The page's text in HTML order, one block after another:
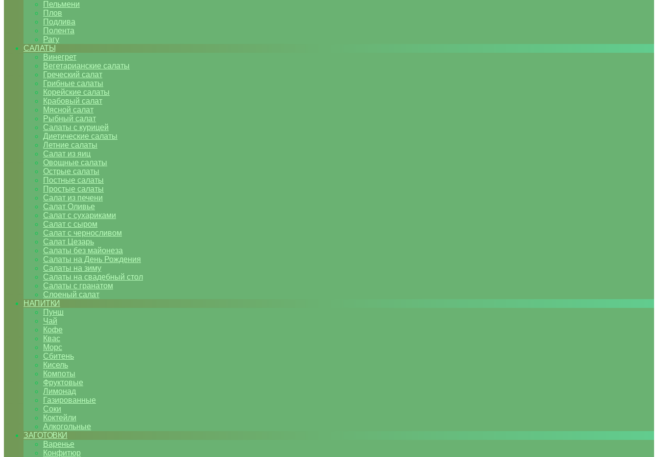
Пельмени
Плов
Подлива
Полента
Рагу
САЛАТЫ
Винегрет
Вегетарианские салаты
Греческий салат
Грибные салаты
Корейские салаты
Крабовый салат
Мясной салат
Рыбный салат
Салаты с курицей
Диетические салаты
Летние салаты
Салат из яиц
Овощные салаты
Острые салаты
Постные салаты
Простые салаты
Салат из печени
Салат Оливье
Салат с сухариками
Салат с сыром
Салат с черносливом
Салат Цезарь
Салаты без майонеза
Салаты на День Рождения
Салаты на зиму
Салаты на свадебный стол
Салаты с гранатом
Слоеный салат
НАПИТКИ
Пунш
Чай
Кофе
Квас
Морс
Сбитень
Кисель
Компоты
Фруктовые
Лимонад
Газированные
Соки
Коктейли
Алкогольные
ЗАГОТОВКИ
Варенье
Конфитюр